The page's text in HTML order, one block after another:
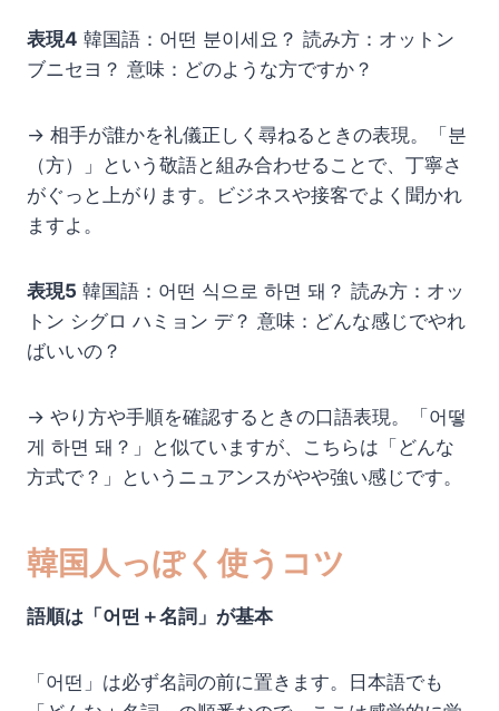
表現4 韓国語：어떤 분이세요？ 読み方：オットン
ブニセヨ？ 意味：どのような方ですか？
→ 相手が誰かを礼儀正しく尋ねるときの表現。「분
（方）」という敬語と組み合わせることで、丁寧さ
がぐっと上がります。ビジネスや接客でよく聞かれ
ますよ。
表現5 韓国語：어떤 식으로 하면 돼？ 読み方：オッ
トン シグロ ハミョン デ？ 意味：どんな感じでやれ
ばいいの？
→ やり方や手順を確認するときの口語表現。「어떻
게 하면 돼？」と似ていますが、こちらは「どんな
方式で？」というニュアンスがやや強い感じです。
韓国人っぽく使うコツ
語順は「어떤＋名詞」が基本
「어떤」は必ず名詞の前に置きます。日本語でも